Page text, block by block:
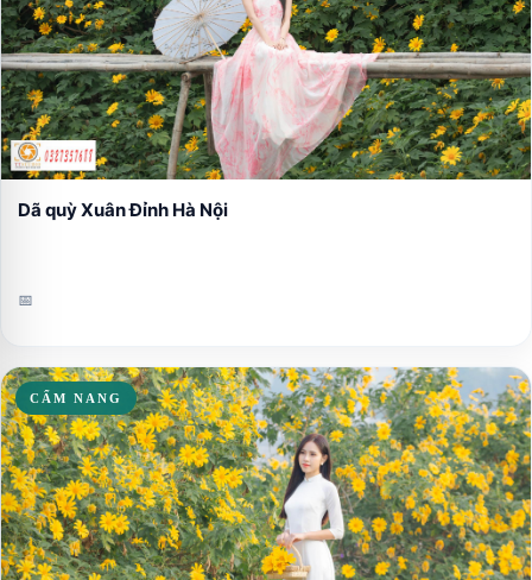
Dã quỳ Xuân Đỉnh Hà Nội
📅
CẨM NANG